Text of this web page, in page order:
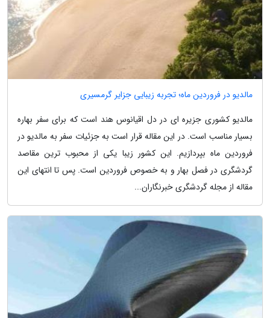
مالدیو در فروردین ماه؛ تجربه زیبایی جزایر گرمسیری
مالدیو کشوری جزیره ای در دل اقیانوس هند است که برای سفر بهاره
بسیار مناسب است. در این مقاله قرار است به جزئیات سفر به مالدیو در
فروردین ماه بپردازیم. این کشور زیبا یکی از محبوب ترین مقاصد
گردشگری در فصل بهار و به خصوص فروردین است. پس تا انتهای این
مقاله از مجله گردشگری خبرنگاران...